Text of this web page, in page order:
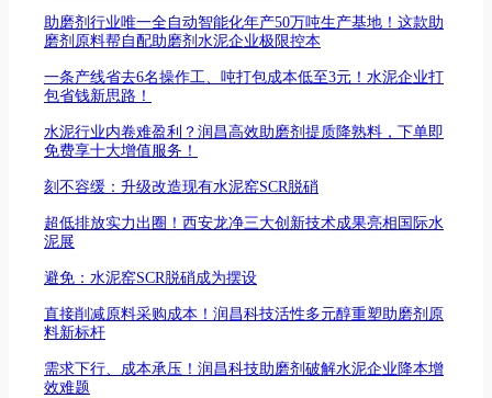
助磨剂行业唯一全自动智能化年产50万吨生产基地！这款助
磨剂原料帮自配助磨剂水泥企业极限控本
一条产线省去6名操作工、吨打包成本低至3元！水泥企业打
包省钱新思路！
水泥行业内卷难盈利？润昌高效助磨剂提质降熟料，下单即
免费享十大增值服务！
刻不容缓：升级改造现有水泥窑SCR脱硝
超低排放实力出圈！西安龙净三大创新技术成果亮相国际水
泥展
避免：水泥窑SCR脱硝成为摆设
直接削减原料采购成本！润昌科技活性多元醇重塑助磨剂原
料新标杆
需求下行、成本承压！润昌科技助磨剂破解水泥企业降本增
效难题